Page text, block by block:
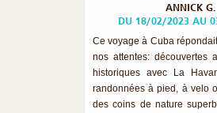
ANNICK G.
DU 18/02/2023 AU
Ce voyage à Cuba
nos attentes: découvertes
historiques avec La
randonnées à pied, à velo
des coins de nature